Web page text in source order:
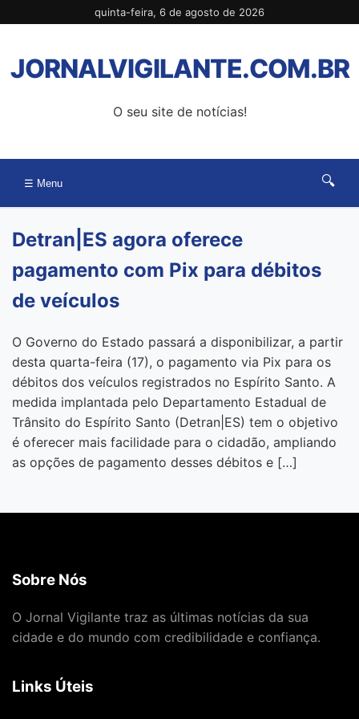
para
conteúdo
quinta-feira, 6 de agosto de 2026
JORNALVIGILANTE.COM.BR
O seu site de notícias!
☰ Menu 🔍
Detran|ES agora oferece
pagamento com Pix para débitos
de veículos
O Governo do Estado passará a disponibilizar, a partir
desta quarta-feira (17), o pagamento via Pix para os
débitos dos veículos registrados no Espírito Santo. A
medida implantada pelo Departamento Estadual de
Trânsito do Espírito Santo (Detran|ES) tem o objetivo
é oferecer mais facilidade para o cidadão, ampliando
as opções de pagamento desses débitos e […]
Sobre Nós
O Jornal Vigilante traz as últimas notícias da sua
cidade e do mundo com credibilidade e confiança.
Links Úteis